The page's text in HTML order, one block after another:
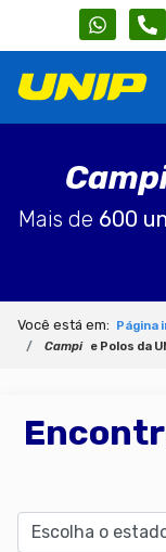
Mais de 600
Você está em: Página
Campi
e Polos da
Estado